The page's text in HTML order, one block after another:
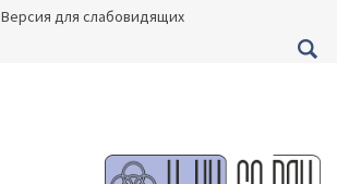
Версия для слабовидящих